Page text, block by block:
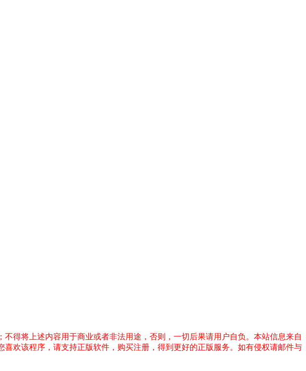
得将上述内容用于商业或者非法用途，否则，一切后果请用户自负。本站信息来自
欢该程序，请支持正版软件，购买注册，得到更好的正版服务。如有侵权请邮件与